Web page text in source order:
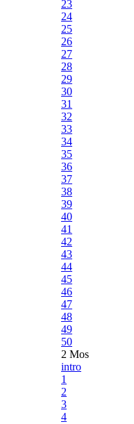
23
24
25
26
27
28
29
30
31
32
33
34
35
36
37
38
39
40
41
42
43
44
45
46
47
48
49
50
2 Mos
intro
1
2
3
4